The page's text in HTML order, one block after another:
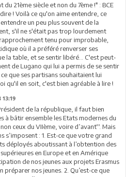
du 21ème siècle et non du 7ème !" : BCE
! Voilà ce qu'on aime entendre, ce
un peu plus souvent de la
s'il ne s'était pas trop lourdement
tenu pour improbable,
où il a préféré renverser ses
la table, et se sentir libéré... C'est peut-
de Lugano qui lui a permis de se sentir
que ses partisans souhaitaient lui
qu'il en soit, c'est bien agréable à lire !
13:19
de la république, il faut bien
à bâtir ensemble les Etats modernes du
ceux du VIIème, voire d’avant''. Mais
s’imposent : 1. Est-ce que votre grand
déployés aboutissant à l’obtention des
en Europe et en Amérique
de nos jeunes aux projets Erasmus
préparer nos jeunes. 2. Qu’est-ce que